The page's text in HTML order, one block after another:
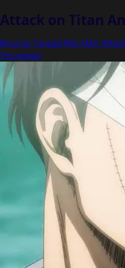
Attack on Titan
Bocoran Tanggal Rilis Akhir
Terungkap!